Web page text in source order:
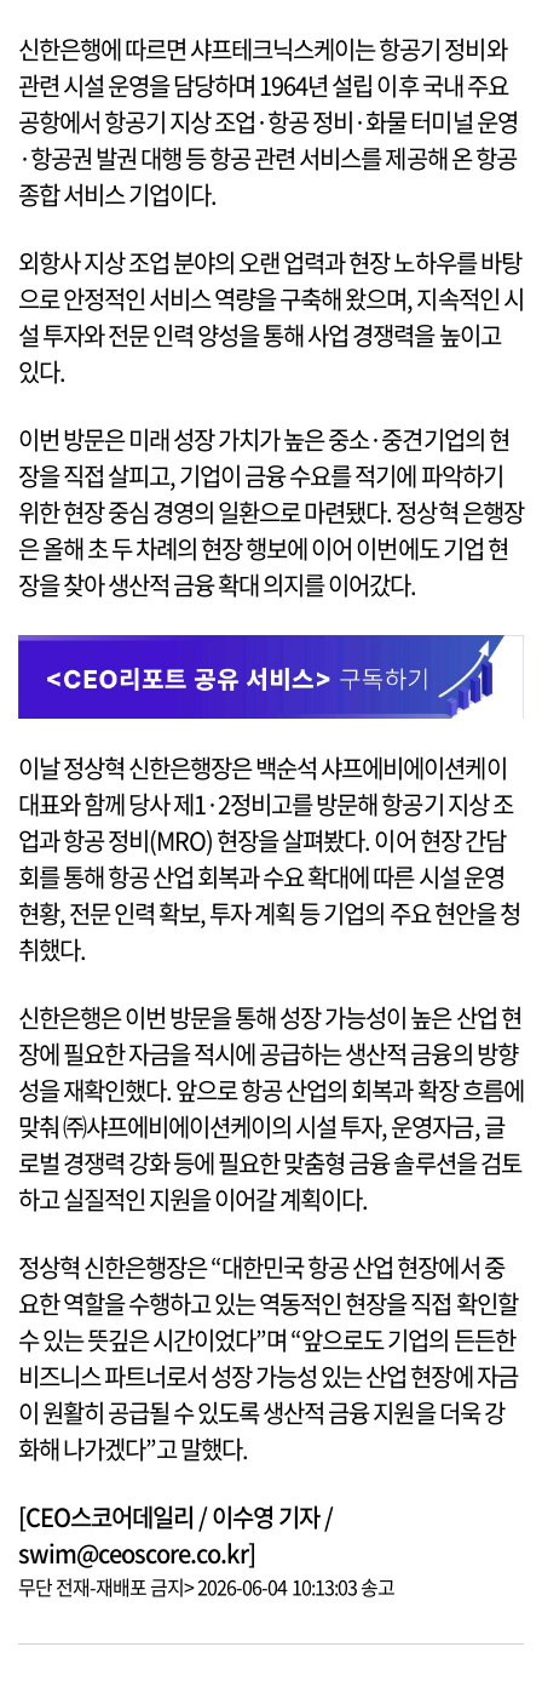
신한은행에 따르면 샤프테크닉스케이는 항공기 정비와
관련 시설 운영을 담당하며 1964년 설립 이후 국내 주요
공항에서 항공기 지상 조업·항공 정비·화물 터미널 운영
·항공권 발권 대행 등 항공 관련 서비스를 제공해 온 항공
종합 서비스 기업이다.
외항사 지상 조업 분야의 오랜 업력과 현장 노하우를 바탕
으로 안정적인 서비스 역량을 구축해 왔으며, 지속적인 시
설 투자와 전문 인력 양성을 통해 사업 경쟁력을 높이고
있다.
이번 방문은 미래 성장 가치가 높은 중소·중견기업의 현
장을 직접 살피고, 기업이 금융 수요를 적기에 파악하기
위한 현장 중심 경영의 일환으로 마련됐다. 정상혁 은행장
은 올해 초 두 차례의 현장 행보에 이어 이번에도 기업 현
장을 찾아 생산적 금융 확대 의지를 이어갔다.
이날 정상혁 신한은행장은 백순석 샤프에비에이션케이
대표와 함께 당사 제1·2정비고를 방문해 항공기 지상 조
업과 항공 정비(MRO) 현장을 살펴봤다. 이어 현장 간담
회를 통해 항공 산업 회복과 수요 확대에 따른 시설 운영
현황, 전문 인력 확보, 투자 계획 등 기업의 주요 현안을 청
취했다.
신한은행은 이번 방문을 통해 성장 가능성이 높은 산업 현
장에 필요한 자금을 적시에 공급하는 생산적 금융의 방향
성을 재확인했다. 앞으로 항공 산업의 회복과 확장 흐름에
맞춰 ㈜샤프에비에이션케이의 시설 투자, 운영자금, 글
로벌 경쟁력 강화 등에 필요한 맞춤형 금융 솔루션을 검토
하고 실질적인 지원을 이어갈 계획이다.
정상혁 신한은행장은 “대한민국 항공 산업 현장에서 중
요한 역할을 수행하고 있는 역동적인 현장을 직접 확인할
수 있는 뜻깊은 시간이었다”며 “앞으로도 기업의 든든한
비즈니스 파트너로서 성장 가능성 있는 산업 현장에 자금
이 원활히 공급될 수 있도록 생산적 금융 지원을 더욱 강
화해 나가겠다”고 말했다.
[CEO스코어데일리 / 이수영 기자 /
swim@ceoscore.co.kr]
무단 전재-재배포 금지> 2026-06-04 10:13:03 송고